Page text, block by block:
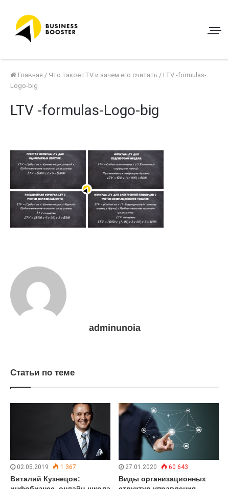
Главная / Что такое LTV и зачем его считать / LTV -formulas-
Logo-big
LTV -formulas-Logo-big
adminunoia
Статьи по теме
02.05.2019 1 367
Виталий Кузнецов:
27.01.2020 60 643
Виды организационных